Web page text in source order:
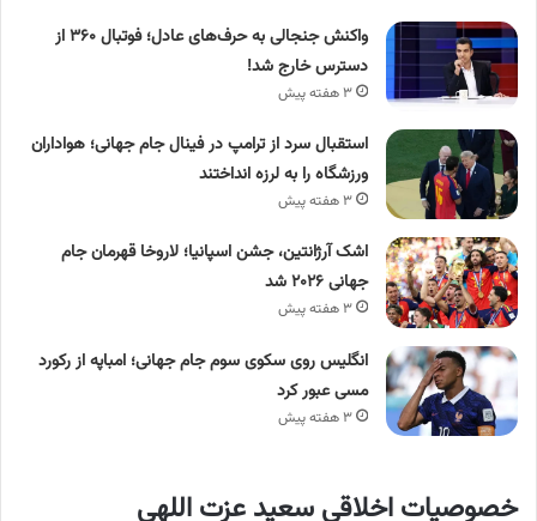
واکنش جنجالی به حرف‌های عادل؛ فوتبال ۳۶۰ از
دسترس خارج شد!
۳ هفته پیش
استقبال سرد از ترامپ در فینال جام جهانی؛ هواداران
ورزشگاه را به لرزه انداختند
۳ هفته پیش
اشک آرژانتین، جشن اسپانیا؛ لاروخا قهرمان جام
جهانی ۲۰۲۶ شد
۳ هفته پیش
انگلیس روی سکوی سوم جام جهانی؛ امباپه از رکورد
مسی عبور کرد
۳ هفته پیش
خصوصیات اخلاقی سعید عزت اللهی